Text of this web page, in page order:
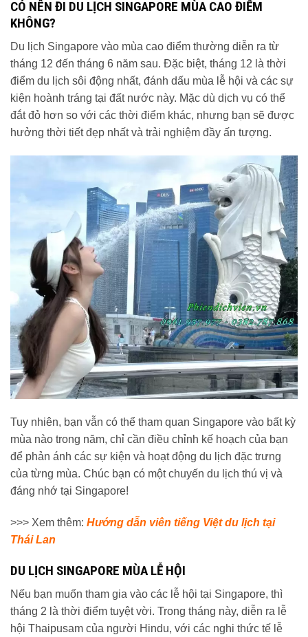
CÓ NÊN ĐI DU LỊCH SINGAPORE MÙA CAO ĐIỂM
KHÔNG?
Du lịch Singapore vào mùa cao điểm thường diễn ra từ
tháng 12 đến tháng 6 năm sau. Đặc biệt, tháng 12 là thời
điểm du lịch sôi động nhất, đánh dấu mùa lễ hội và các sự
kiện hoành tráng tại đất nước này. Mặc dù dịch vụ có thể
đắt đỏ hơn so với các thời điểm khác, nhưng bạn sẽ được
hưởng thời tiết đẹp nhất và trải nghiệm đầy ấn tượng.
Tuy nhiên, bạn vẫn có thể tham quan Singapore vào bất kỳ
mùa nào trong năm, chỉ cần điều chỉnh kế hoạch của bạn
để phản ánh các sự kiện và hoạt động du lịch đặc trưng
của từng mùa. Chúc bạn có một chuyến du lịch thú vị và
đáng nhớ tại Singapore!
>>> Xem thêm: Hướng dẫn viên tiếng Việt du lịch tại
Thái Lan
DU LỊCH SINGAPORE MÙA LỄ HỘI
Nếu bạn muốn tham gia vào các lễ hội tại Singapore, thì
tháng 2 là thời điểm tuyệt vời. Trong tháng này, diễn ra lễ
hội Thaipusam của người Hindu, với các nghi thức tế lễ